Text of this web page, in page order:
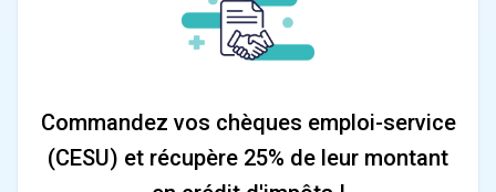
Commandez vos chèques emploi-service
(CESU) et récupère 25% de leur montant